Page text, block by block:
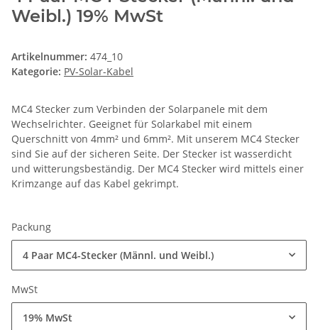
Weibl.) 19% MwSt
Artikelnummer: 474_10
Kategorie: PV-Solar-Kabel
MC4 Stecker zum Verbinden der Solarpanele mit dem
Wechselrichter. Geeignet für Solarkabel mit einem
Querschnitt von 4mm² und 6mm². Mit unserem MC4 Stecker
sind Sie auf der sicheren Seite. Der Stecker ist wasserdicht
und witterungsbeständig. Der MC4 Stecker wird mittels einer
Krimzange auf das Kabel gekrimpt.
Packung
4 Paar MC4-Stecker (Männl. und Weibl.)
MwSt
19% MwSt